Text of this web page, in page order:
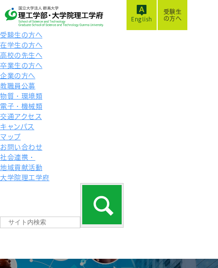
受験生
の方へ
受験生の方へ
在学生の方へ
高校の先生へ
卒業生の方へ
企業の方へ
教職員公募
物質・環境類
電子・機械類
交通アクセス
キャンパス
マップ
お問い合わせ
社会連携・
地域貢献活動
大学院理工学府
English